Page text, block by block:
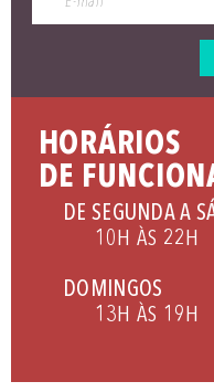
HORÁRIOS
DE
DE SEGUNDA A
10H ÀS 22H
DOMINGOS
13H ÀS 19H